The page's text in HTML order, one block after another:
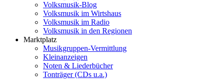
Volksmusik-Blog
Volksmusik im Wirtshaus
Volksmusik im Radio
Volksmusik in den Regionen
Marktplatz
Musikgruppen-Vermittlung
Kleinanzeigen
Noten & Liederbücher
Tonträger (CDs u.a.)